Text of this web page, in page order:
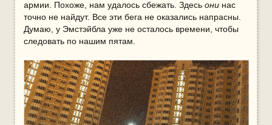
армии. Похоже, нам удалось сбежать. Здесь онинас
точно не найдут. Все эти бега не оказались напрасны.
Думаю, у Эмстэйбла уже не осталось времени, чтобы
следовать по нашим пятам.